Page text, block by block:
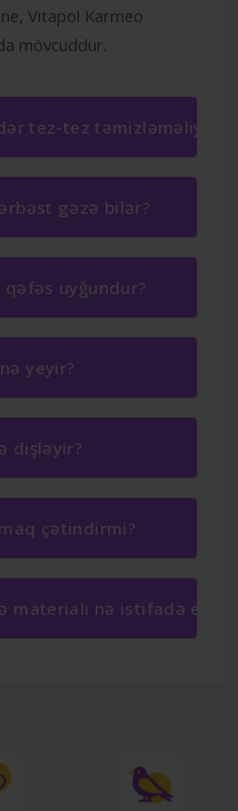
Vitapol Karmeo
mövcuddur.
tez-tez təmizləməliyəm?
gəzə bilər?
qəfəs uyğundur?
yeyir?
dişləyir?
çətindirmi?
materialı nə istifadə